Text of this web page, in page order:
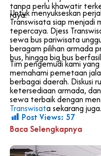
tanpa perlu khawatir
raya.
Untuk menyukseskan
Transwisata siap menjadi
tepercaya. Djess
sewa bus pariwisata
beragam pilihan armada
bus, hingga big bus
Tim pengemudi kami
memahami pemetaan
berbagai daerah. Diskusi
ketersediaan armada,
sewa terbaik dengan
Transwisata sekarang juga.
Post Views: 57
Baca Selengkapnya